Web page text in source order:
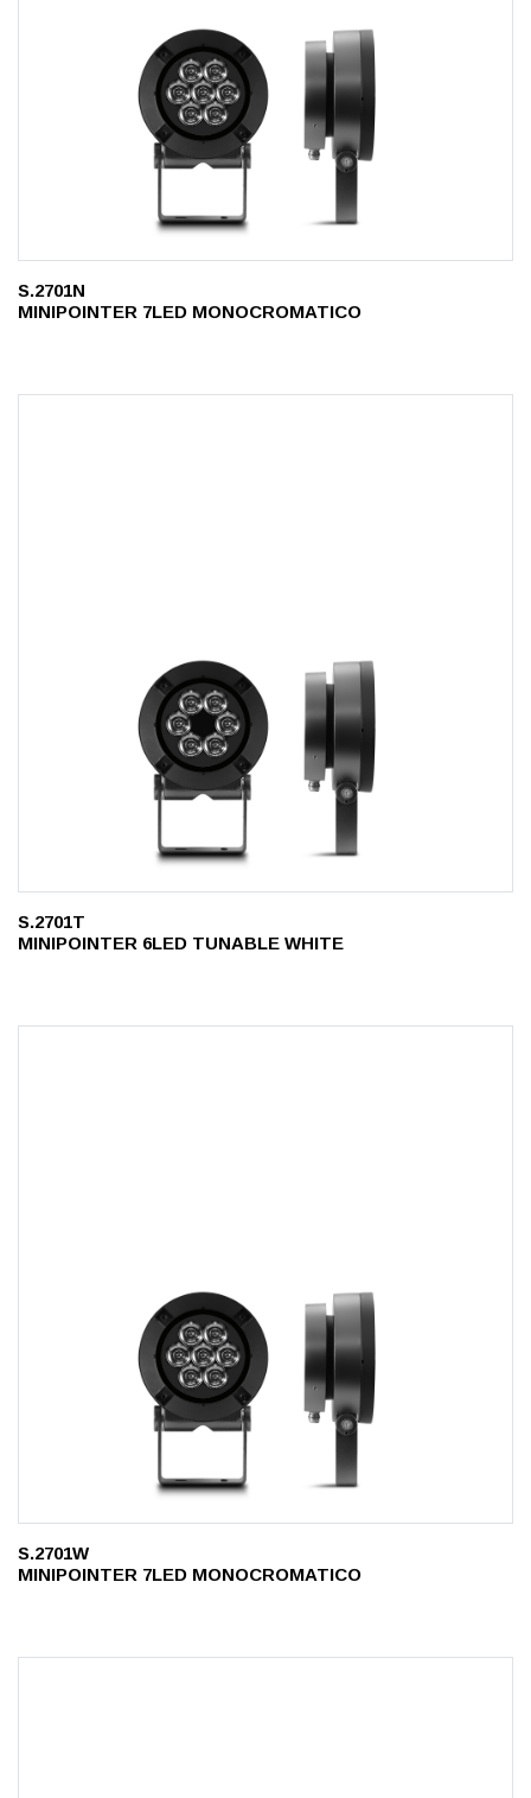
S.2701N
MINIPOINTER 7LED MONOCROMATICO
S.2701T
MINIPOINTER 6LED TUNABLE WHITE
S.2701W
MINIPOINTER 7LED MONOCROMATICO